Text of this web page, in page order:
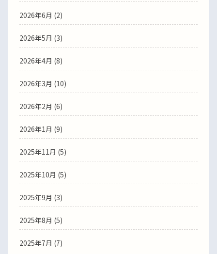
2026年6月 (2)
2026年5月 (3)
2026年4月 (8)
2026年3月 (10)
2026年2月 (6)
2026年1月 (9)
2025年11月 (5)
2025年10月 (5)
2025年9月 (3)
2025年8月 (5)
2025年7月 (7)